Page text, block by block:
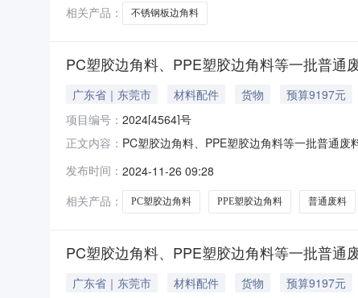
相关产品：
不锈钢板边角料
PC塑胶边角料、PPE塑胶边角料等一批普通
广东省｜东莞市 材料配件 货物
预算9197元
项目编号： 2024[4564]号
正文内容： PC塑胶边角料、PPE塑胶边角料等一批普通
间2024-11-2611:00:00竞价会编号
发布时间： 2024-11-26 09:28
相关产品：
PC塑胶边角料 PPE塑胶边角料 普通废料
PC塑胶边角料、PPE塑胶边角料等一批普通
广东省｜东莞市 材料配件 货物
预算9197元